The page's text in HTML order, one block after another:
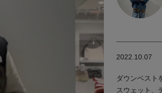
2022.10.07
ダウンベスト
スウェット、